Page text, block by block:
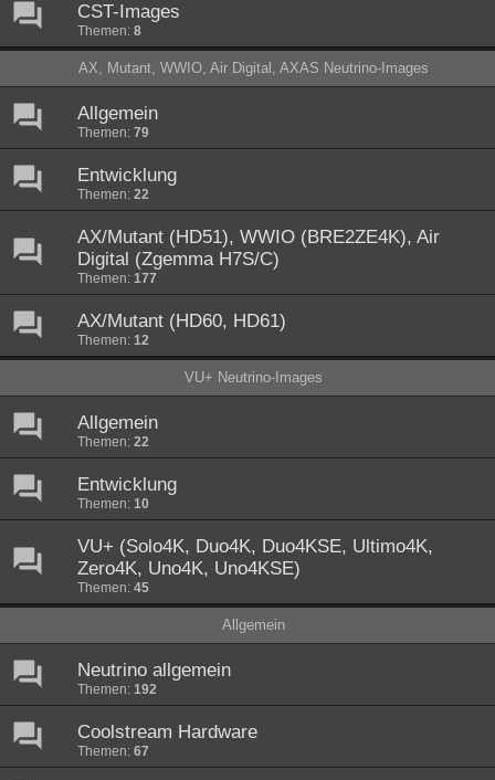
CST-Images
Themen: 8
AX, Mutant, WWIO, Air Digital, AXAS Neutrino-Images
Allgemein
Themen: 79
Entwicklung
Themen: 22
AX/Mutant (HD51), WWIO (BRE2ZE4K), Air
Digital (Zgemma H7S/C)
Themen: 177
AX/Mutant (HD60, HD61)
Themen: 12
VU+ Neutrino-Images
Allgemein
Themen: 22
Entwicklung
Themen: 10
VU+ (Solo4K, Duo4K, Duo4KSE, Ultimo4K,
Zero4K, Uno4K, Uno4KSE)
Themen: 45
Allgemein
Neutrino allgemein
Themen: 192
Coolstream Hardware
Themen: 67